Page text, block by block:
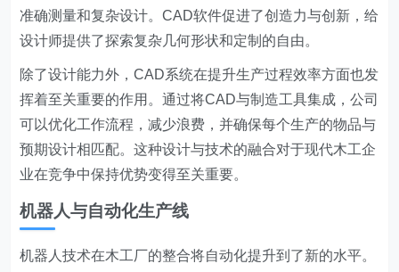
准确测量和复杂设计。CAD软件促进了创造力与创新，给
设计师提供了探索复杂几何形状和定制的自由。
除了设计能力外，CAD系统在提升生产过程效率方面也发
挥着至关重要的作用。通过将CAD与制造工具集成，公司
可以优化工作流程，减少浪费，并确保每个生产的物品与
预期设计相匹配。这种设计与技术的融合对于现代木工企
业在竞争中保持优势变得至关重要。
机器人与自动化生产线
机器人技术在木工厂的整合将自动化提升到了新的水平。